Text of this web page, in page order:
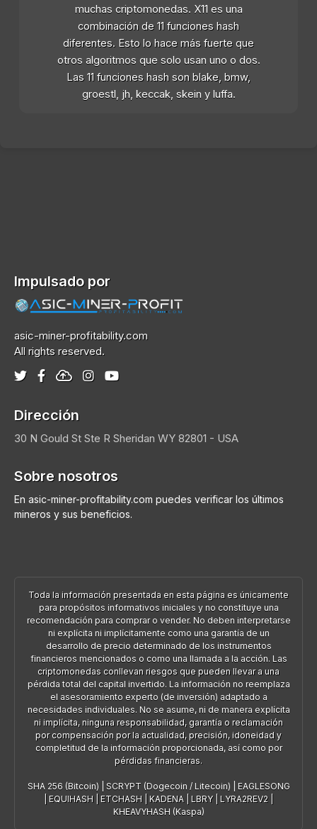
muchas criptomonedas. X11 es una
combinación de 11 funciones hash
diferentes. Esto lo hace más fuerte que
otros algoritmos que solo usan uno o dos.
Las 11 funciones hash son blake, bmw,
groestl, jh, keccak, skein y luffa.
Impulsado por
asic-miner-profitability.com
All rights reserved.
Dirección
30 N Gould St Ste R Sheridan WY 82801 - USA
Sobre nosotros
En asic-miner-profitability.com puedes verificar los últimos
mineros y sus beneficios.
Toda la información presentada en esta página es únicamente
para propósitos informativos iniciales y no constituye una
recomendación para comprar o vender. No deben interpretarse
ni explícita ni implícitamente como una garantía de un
desarrollo de precio determinado de los instrumentos
financieros mencionados o como una llamada a la acción. Las
criptomonedas conllevan riesgos que pueden llevar a una
pérdida total del capital invertido. La información no reemplaza
el asesoramiento experto (de inversión) adaptado a
necesidades individuales. No se asume, ni de manera explícita
ni implícita, ninguna responsabilidad, garantía o reclamación
por compensación por la actualidad, precisión, idoneidad y
completitud de la información proporcionada, así como por
pérdidas financieras.
SHA 256 (Bitcoin) SCRYPT (Dogecoin / Litecoin)
EAGLESONG
EQUIHASH ETCHASH KADENA LBRY| LYRA2REV2
KHEAVYHASH (Kaspa)